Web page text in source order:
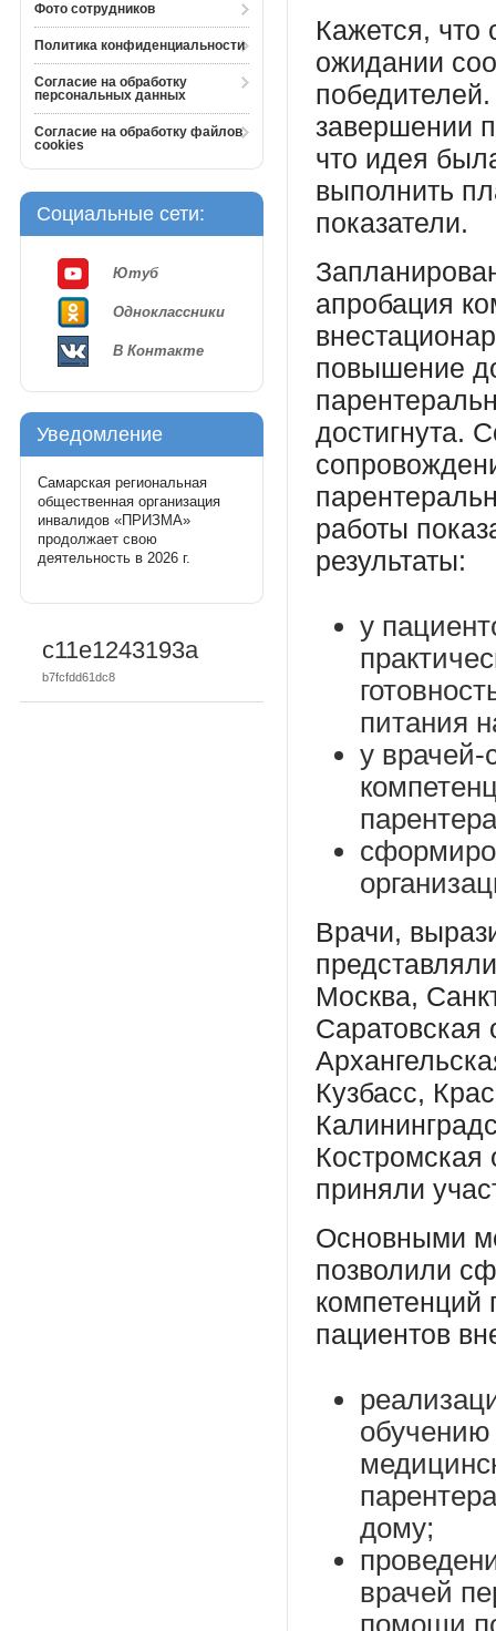
Фото сотрудников
Политика конфиденциальности
Согласие на обработку
персональных данных
Согласие на обработку файлов
cookies
Социальные сети:
Ютуб
Одноклассники
В Контакте
Уведомление
Самарская региональная
общественная организация
инвалидов «ПРИЗМА»
продолжает свою
деятельность в 2026 г.
c11e1243193a
b7fcfdd61dc8
Кажется, что
ожидании
завершении
что идея
выполнить
показатели.
апробация
повышение
достигнута.
работы
результаты:
у
питания
у
Врачи,
Москва,
Саратовская
Кузбасс,
Костромская
приняли
Основными
позволили
компетенций
пациентов
обучению
дому;
врачей